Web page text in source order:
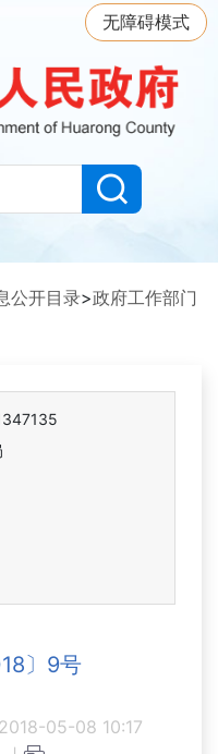
无障碍模式
公开目录>政府工作部门
〕9号
2018-05-08 10:17